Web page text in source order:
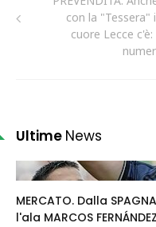
con la "Tessera"
cuore Lecce c'è:
Ultime News
MERCATO. Dalla
l'ala MARCOS FERNÁNDEZ